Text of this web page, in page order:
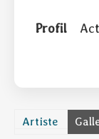
Profil
Artiste